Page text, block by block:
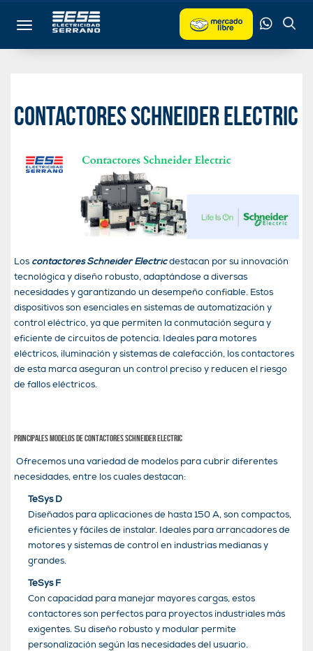
Toggle navigation
Contactores Schneider Electric
Los contactores Schneider Electricdestacan por su innovación
tecnológica y diseño robusto, adaptándose a diversas
necesidades y garantizando un desempeño confiable. Estos
dispositivos son esenciales en sistemas de automatización y
control eléctrico, ya que permiten la conmutación segura y
eficiente de circuitos de potencia. Ideales para motores
eléctricos, iluminación y sistemas de calefacción, los contactores
de esta marca aseguran un control preciso y reducen el riesgo
de fallos eléctricos.
Principales modelos de contactores Schneider Electric
Ofrecemos una variedad de modelos para cubrir diferentes
necesidades, entre los cuales destacan:
TeSys D
Diseñados para aplicaciones de hasta 150 A, son compactos,
eficientes y fáciles de instalar. Ideales para arrancadores de
motores y sistemas de control en industrias medianas y
grandes.
TeSys F
Con capacidad para manejar mayores cargas, estos
contactores son perfectos para proyectos industriales más
exigentes. Su diseño robusto y modular permite
personalización según las necesidades del usuario.